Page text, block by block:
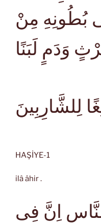
بُطُونِهِ مِنْ
وَدَمٍ لَبَنًا
HAŞİYE-1
ilâ âhir .
اِنَّ فِى